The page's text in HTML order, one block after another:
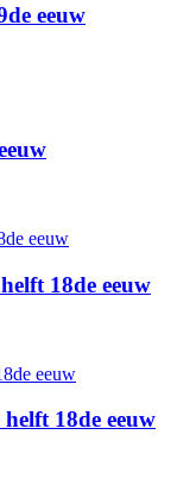
eeuw
18de eeuw
18de eeuw